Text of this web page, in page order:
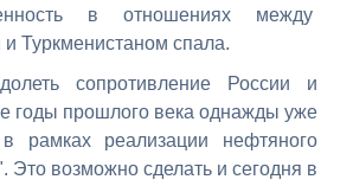
в отношениях между
Туркменистаном спала.
сопротивление России и
годы прошлого века однажды уже
рамках реализации нефтяного
Это возможно сделать и сегодня в